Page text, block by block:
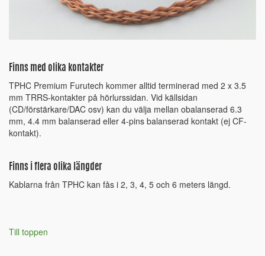
Finns med olika kontakter
TPHC Premium Furutech kommer alltid terminerad med 2 x 3.5
mm TRRS-kontakter på hörlurssidan. Vid källsidan
(CD/förstärkare/DAC osv) kan du välja mellan obalanserad 6.3
mm, 4.4 mm balanserad eller 4-pins balanserad kontakt (ej CF-
kontakt).
Finns i flera olika längder
Kablarna från TPHC kan fås i 2, 3, 4, 5 och 6 meters längd.
Till toppen